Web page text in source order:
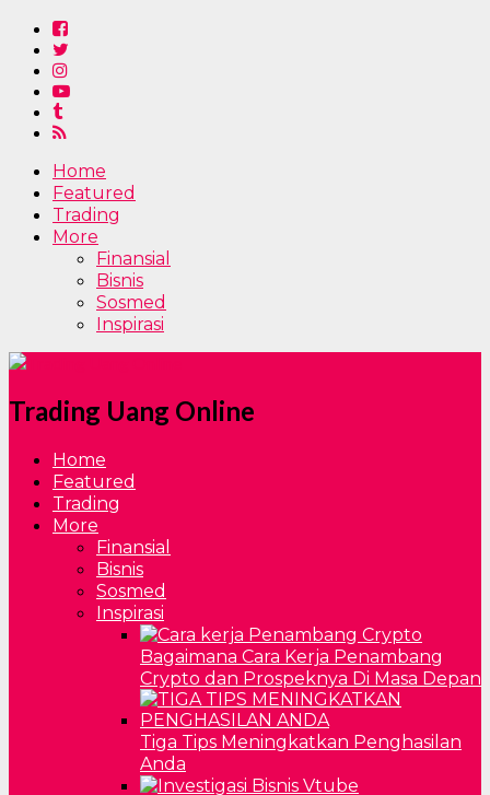
Home
Featured
Trading
More
Finansial
Bisnis
Sosmed
Inspirasi
Trading Uang Online
Home
Featured
Trading
More
Finansial
Bisnis
Sosmed
Inspirasi
Bagaimana Cara Kerja Penambang
Crypto dan Prospeknya Di Masa Depan
Tiga Tips Meningkatkan Penghasilan
Anda